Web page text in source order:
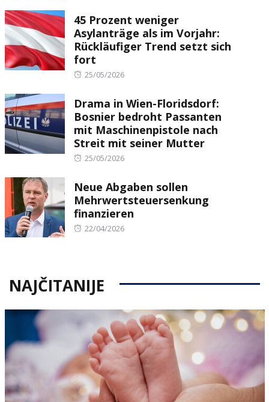
45 Prozent weniger
Asylanträge als im Vorjahr:
Rückläufiger Trend setzt sich
fort
Posted
25/05/2026
Drama in Wien-Floridsdorf:
Bosnier bedroht Passanten
mit Maschinenpistole nach
Streit mit seiner Mutter
Posted
25/05/2026
Neue Abgaben sollen
Mehrwertsteuersenkung
finanzieren
Posted
22/04/2026
NAJČITANIJE